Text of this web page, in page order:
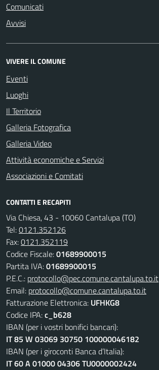
Comunicati
Avvisi
VIVERE IL COMUNE
Eventi
Luoghi
Il Territorio
Galleria Fotografica
Galleria Video
Attività economiche e Servizi
Associazioni e Comitati
CONTATTI E RECAPITI
Via Chiesa, 43 - 10060 Cantalupa (TO)
Tel:0121.352126
Fax:0121.352119
Codice Fiscale:01689900015
Partita IVA:01689900015
P.E.C.: protocollo@pec.comune.cantalupa.to.it
Email: protocollo@comune.cantalupa.to.it
Fatturazione Elettronica: UFHKG8
Codice IPA:c_b628
IBAN (per i vostri bonifici bancari):
IT 85 W 03069 30750 100000046182
IBAN (per i giroconti Banca d’Italia):
IT 60 A 01000 04306 TU0000002424